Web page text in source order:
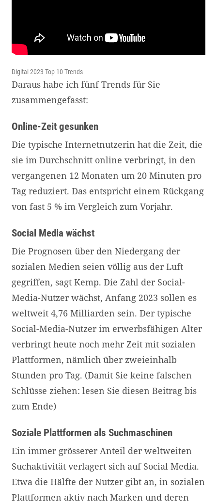
Digital 2023 Top 10 Trends
Daraus habe ich fünf Trends für Sie
zusammengefasst:
Online-Zeit gesunken
Die typische Internetnutzerin hat die Zeit, die
sie im Durchschnitt online verbringt, in den
vergangenen 12 Monaten um 20 Minuten pro
Tag reduziert. Das entspricht einem Rückgang
von fast 5 % im Vergleich zum Vorjahr.
Social Media wächst
Die Prognosen über den Niedergang der
sozialen Medien seien völlig aus der Luft
gegriffen, sagt Kemp. Die Zahl der Social-
Media-Nutzer wächst, Anfang 2023 sollen es
weltweit 4,76 Milliarden sein. Der typische
Social-Media-Nutzer im erwerbsfähigen Alter
verbringt heute noch mehr Zeit mit sozialen
Plattformen, nämlich über zweieinhalb
Stunden pro Tag. (Damit Sie keine falschen
Schlüsse ziehen: lesen Sie diesen Beitrag bis
zum Ende)
Soziale Plattformen als Suchmaschinen
Ein immer grösserer Anteil der weltweiten
Suchaktivität verlagert sich auf Social Media.
Etwa die Hälfte der Nutzer gibt an, in sozialen
Plattformen aktiv nach Marken und deren